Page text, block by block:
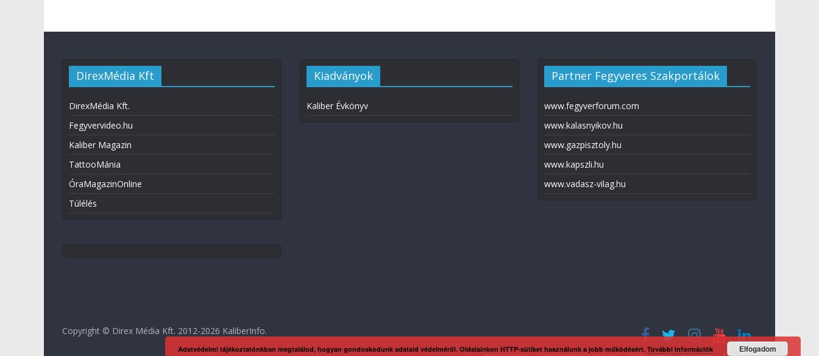
DirexMédia Kft
DirexMédia Kft.
Fegyvervideo.hu
Kaliber Magazin
TattooMánia
ÓraMagazinOnline
Túlélés
Kiadványok
Kaliber Évkönyv
Partner Fegyveres Szakportálok
www.fegyverforum.com
www.kalasnyikov.hu
www.gazpisztoly.hu
www.kapszli.hu
www.vadasz-vilag.hu
Copyright © Direx Média Kft. 2012-2026 KaliberInfo.
Adatvédelmi tájékoztatónkban megtalálod, hogyan gondoskodunk adataid védelméről. Oldalainkon HTTP-sütiket használunk a jobb működésért. További információk Elfogadom